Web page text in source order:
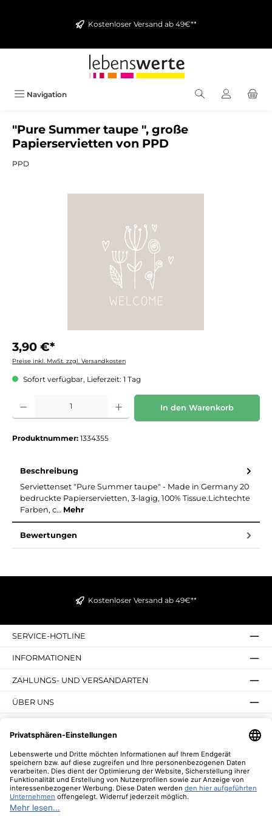
Kostenloser Versand ab 49€**
Navigation
"Pure Summer taupe ", große
Papierservietten von PPD
PPD
3,90 €*
Preise inkl. MwSt. zzgl. Versandkosten
Sofort verfügbar, Lieferzeit: 1 Tag
Produkt Anzahl: Gib den gewünschten Wert ein oder benutze die Schaltflächen um
In den Warenkorb
Produktnummer: 1334355
Beschreibung
Serviettenset "Pure Summer taupe" - Made in Germany 20
bedruckte Papierservietten, 3-lagig, 100% Tissue.Lichtechte
Farben, c… Mehr
Bewertungen
Kostenloser Versand ab 49€**
SERVICE-HOTLINE
INFORMATIONEN
ZAHLUNGS- UND VERSANDARTEN
ÜBER UNS
NEWSLETTER
* Alle Preise inkl. gesetzl. Mehrwertsteuer zzgl.
Nachnahmegebühren, wenn nicht anders angegeben.